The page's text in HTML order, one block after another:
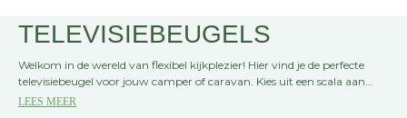
TELEVISIEBEUGELS
Welkom in de wereld van flexibel kijkplezier! Hier vind je de perfecte
televisiebeugel voor jouw camper of caravan. Kies uit een scala aan
stevige en verstelbare opties om je TV veilig te bevestigen en optimaal
LEES MEER